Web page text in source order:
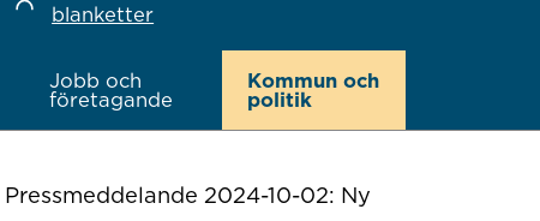
blanketter
Jobb och
företagande
Kommun och
politik
Pressmeddelande 2024-10-02: Ny